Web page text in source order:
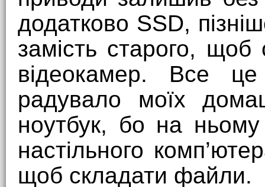
додатково SSD,
замість старого,
відеокамер. Все
радувало моїх
ноутбук, бо на
настільного
щоб складати файли.